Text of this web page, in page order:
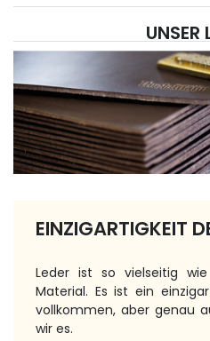
UNSER
EINZIGARTIGKEIT
Leder ist so vielseitig
Material. Es ist ein
vollkommen, aber genau
wir es.